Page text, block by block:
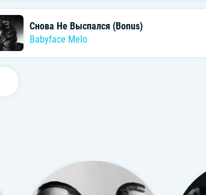
Снова Не Выспался (Bonus)
Babyface Melo